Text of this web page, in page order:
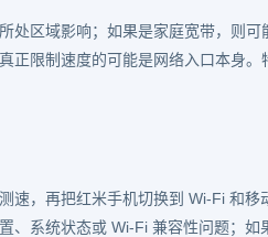
处区域影响；如果是家庭宽带，则可
正限制速度的可能是网络入口本身。
速，再把红米手机切换到 Wi-Fi 和移
、系统状态或 Wi-Fi 兼容性问题；如